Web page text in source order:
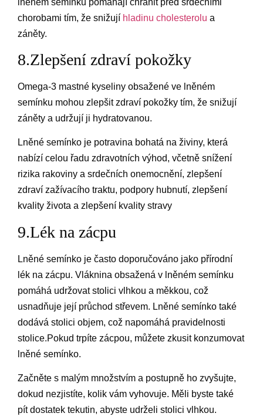
chorobami tím, že snižují hladinu cholesterolu a
záněty.
8.Zlepšení zdraví pokožky
Omega-3 mastné kyseliny obsažené ve lněném
semínku mohou zlepšit zdraví pokožky tím, že snižují
záněty a udržují ji hydratovanou.
Lněné semínko je potravina bohatá na živiny, která
nabízí celou řadu zdravotních výhod, včetně snížení
rizika rakoviny a srdečních onemocnění, zlepšení
zdraví zažívacího traktu, podpory hubnutí, zlepšení
kvality života a zlepšení kvality stravy
9.Lék na zácpu
Lněné semínko je často doporučováno jako přírodní
lék na zácpu. Vláknina obsažená v lněném semínku
pomáhá udržovat stolici vlhkou a měkkou, což
usnadňuje její průchod střevem. Lněné semínko také
dodává stolici objem, což napomáhá pravidelnosti
stolice.Pokud trpíte zácpou, můžete zkusit konzumovat
lněné semínko.
Začněte s malým množstvím a postupně ho zvyšujte,
dokud nezjistíte, kolik vám vyhovuje. Měli byste také
pít dostatek tekutin, abyste udrželi stolici vlhkou.